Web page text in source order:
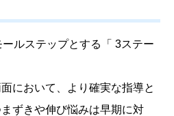
ルステップとする「 3ステー
において、より確実な指導と
ずきや伸び悩みは早期に対